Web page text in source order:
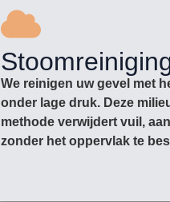
We reinigen uw gevel met
onder lage druk. Deze
methode verwijdert vuil,
zonder het oppervlak te